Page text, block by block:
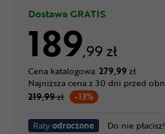
Dostawa GRATIS
189,99 zł
Cena katalogowa: 279,99zł
-13%
Najniższa cena z 30 dni przed
219,99zł
Ratyodroczone
Do nie płacisz!